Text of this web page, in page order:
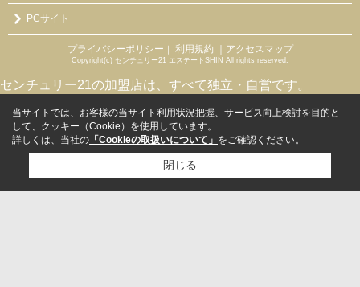
PCサイト
プライバシーポリシー 利用規約 ｜アクセスマップ
Copyright(c) センチュリー21 エステートSHIN All rights reserved.
センチュリー21の加盟店は、すべて独立・自営です。
当サイトでは、お客様の当サイト利用状況把握、サービス向上検討を目的と
して、クッキー（Cookie）を使用しています。
詳しくは、当社の 「Cookieの取扱いについて」 をご確認ください。
閉じる